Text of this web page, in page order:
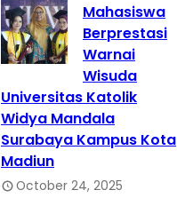
Mahasiswa
Berprestasi
Warnai
Wisuda
Universitas Katolik
Widya Mandala
Surabaya Kampus Kota
Madiun
October 24, 2025